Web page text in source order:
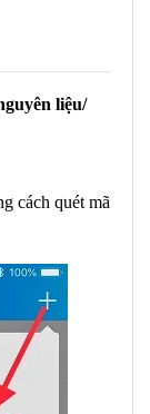
liệu/
cách quét mã